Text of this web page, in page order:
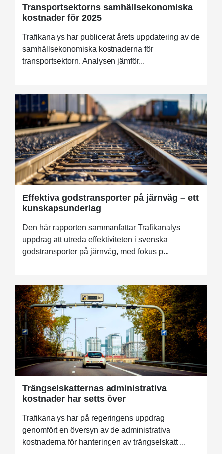
Transportsektorns samhällsekonomiska
kostnader för 2025
Trafikanalys har publicerat årets uppdatering av de
samhällsekonomiska kostnaderna för
transportsektorn. Analysen jämför...
Effektiva godstransporter på järnväg – ett
kunskapsunderlag
Den här rapporten sammanfattar Trafikanalys
uppdrag att utreda effektiviteten i svenska
godstransporter på järnväg, med fokus p...
Trängselskatternas administrativa
kostnader har setts över
Trafikanalys har på regeringens uppdrag
genomfört en översyn av de administrativa
kostnaderna för hanteringen av trängselskatt ...